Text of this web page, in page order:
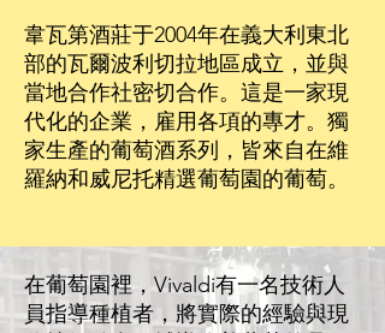
韋瓦第酒莊于2004年在義大利東北
部的瓦爾波利切拉地區成立，並與
當地合作社密切合作。這是一家現
代化的企業，雇用各項的專才。獨
家生產的葡萄酒系列，皆來自在維
羅納和威尼托精選葡萄園的葡萄。
在葡萄園裡，Vivaldi有一名技術人
員指導種植者，將實際的經驗與現